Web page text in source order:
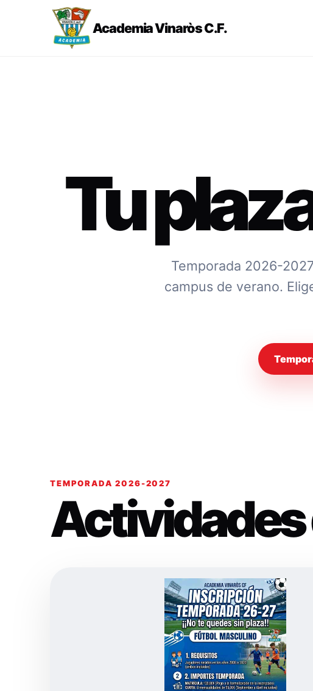
Academia Vinaròs C.F.
Tu
Temporada 2026-
campus de verano.
TEMPORADA 2026-2027
Actividades